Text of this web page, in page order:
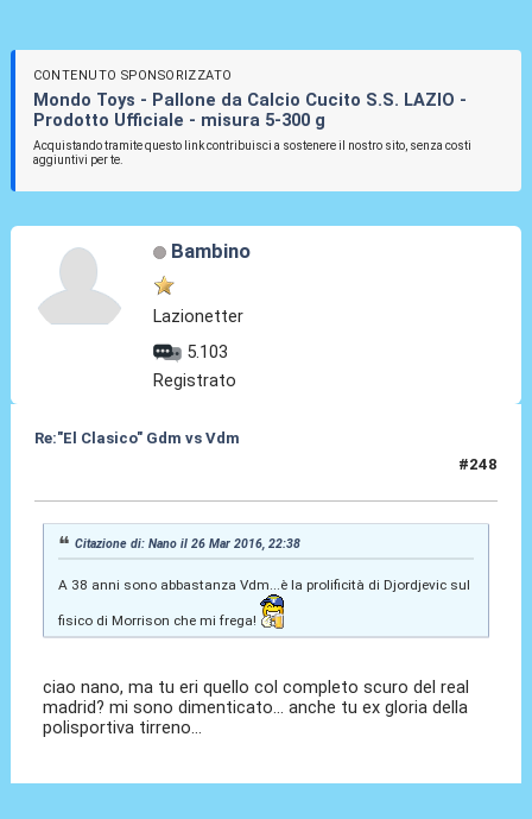
CONTENUTO SPONSORIZZATO
Mondo Toys - Pallone da Calcio Cucito S.S. LAZIO -
Prodotto Ufficiale - misura 5-300 g
Acquistando tramite questo link contribuisci a sostenere il nostro sito, senza costi
aggiuntivi per te.
Bambino
Lazionetter
5.103
Registrato
Re:"El Clasico" Gdm vs Vdm
#248
Citazione di: Nano il 26 Mar 2016, 22:38
A 38 anni sono abbastanza Vdm...è la prolificità di Djordjevic sul
fisico di Morrison che mi frega!
ciao nano, ma tu eri quello col completo scuro del real
madrid? mi sono dimenticato... anche tu ex gloria della
polisportiva tirreno...